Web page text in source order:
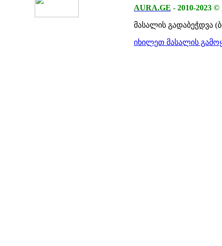
AURA.GE - 2010-2023 ©
მასალის გადაბეჭდვა
იხილეთ მასალის